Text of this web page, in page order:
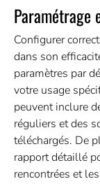
Paramétrage
Configurer
dans son
paramètres par
votre usage
peuvent inclure
réguliers et des
téléchargés. De
rapport détaillé
rencontrées et